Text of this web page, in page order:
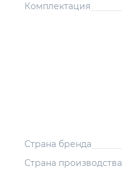
Комплектация
Страна бренда
Страна производства